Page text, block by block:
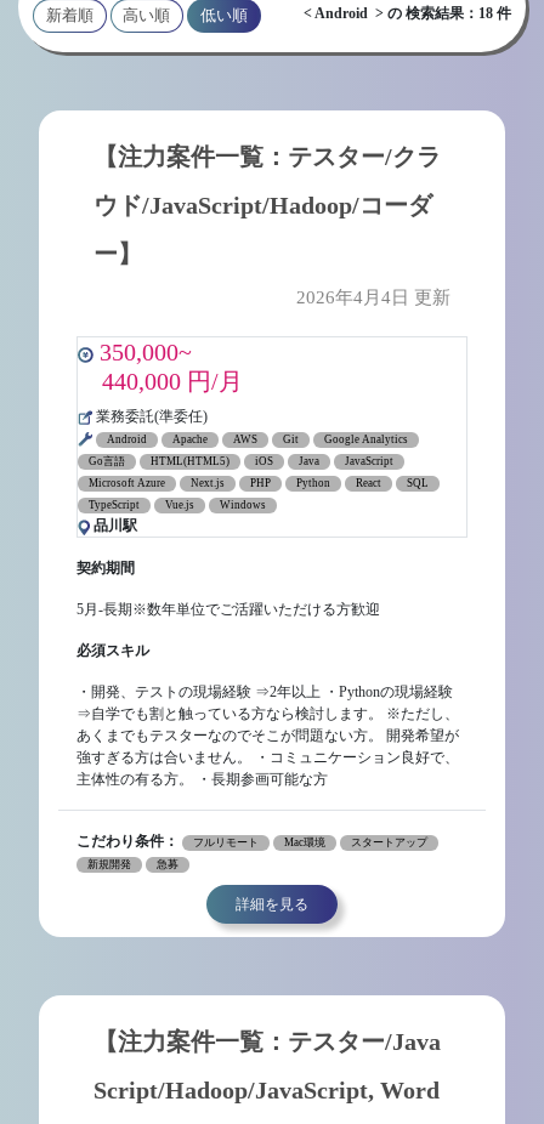
新着順
高い順
低い順 < Android > の 検索結果：18 件
【注力案件一覧：テスター/クラ
ウド/JavaScript/Hadoop/コーダ
ー】
2026年4月4日 更新
350,000~
440,000 円/月
業務委託(準委任)
Android Apache AWS Git
Google Analytics
Go言語
HTML(HTML5) iOS Java
JavaScript
Microsoft Azure
Next.js PHP Python React
SQL
TypeScript
Vue.js Windows
品川駅
契約期間
5月-長期※数年単位でご活躍いただける方歓迎
必須スキル
・開発、テストの現場経験 ⇒2年以上 ・Pythonの現場経験
⇒自学でも割と触っている方なら検討します。 ※ただし、
あくまでもテスターなのでそこが問題ない方。 開発希望が
強すぎる方は合いません。 ・コミュニケーション良好で、
主体性の有る方。 ・長期参画可能な方
こだわり条件： フルリモート Mac環境
スタートアップ
新規開発
急募
詳細を見る
【注力案件一覧：テスター/Java
Script/Hadoop/JavaScript, Word